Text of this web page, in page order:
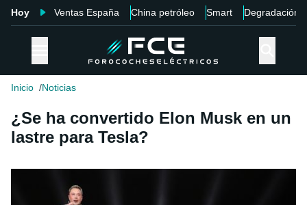
Hoy Ventas España China petróleo Smart Degradación
Inicio Noticias
¿Se ha convertido Elon Musk en un
lastre para Tesla?